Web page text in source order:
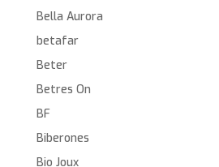
Bella Aurora
betafar
Beter
Betres On
BF
Biberones
Bio Joux